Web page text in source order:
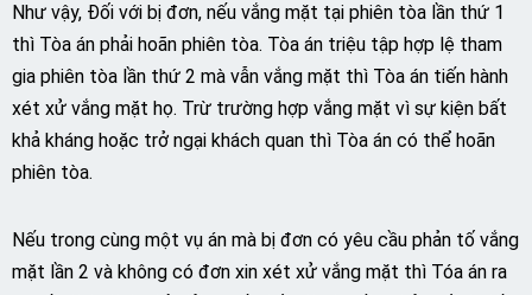
Như vậy, Đối với bị đơn, nếu vắng mặt tại phiên tòa lần thứ 1
thì Tòa án phải hoãn phiên tòa. Tòa án triệu tập hợp lệ tham
gia phiên tòa lần thứ 2 mà vẫn vắng mặt thì Tòa án tiến hành
xét xử vắng mặt họ. Trừ trường hợp vắng mặt vì sự kiện bất
khả kháng hoặc trở ngại khách quan thì Tòa án có thể hoãn
phiên tòa.
Nếu trong cùng một vụ án mà bị đơn có yêu cầu phản tố vắng
mặt lần 2 và không có đơn xin xét xử vắng mặt thì Tóa án ra